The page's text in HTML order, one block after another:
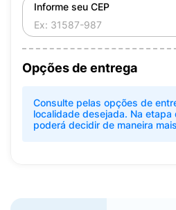
Informe seu CEP
Opções de entrega
Consulte pelas opções de
localidade desejada. Na
poderá decidir de maneira